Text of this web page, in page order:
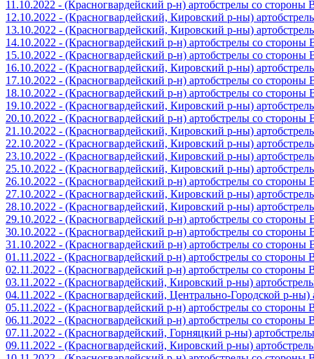
11.10.2022 - (Красногвардейский р-н) артобстрелы со стороны
12.10.2022 - (Красногвардейский, Кировский р-ны)
13.10.2022 - (Красногвардейский, Кировский р-ны)
14.10.2022 - (Красногвардейский р-н) артобстрелы со
15.10.2022 - (Красногвардейский р-н) артобстрелы со
16.10.2022 - (Красногвардейский, Кировский р-ны)
17.10.2022 - (Красногвардейский р-н) артобстрелы со
18.10.2022 - (Красногвардейский р-н) артобстрелы со
19.10.2022 - (Красногвардейский, Кировский р-ны)
20.10.2022 - (Красногвардейский р-н) артобстрелы со
21.10.2022 - (Красногвардейский, Кировский р-ны)
22.10.2022 - (Красногвардейский, Кировский р-ны)
23.10.2022 - (Красногвардейский, Кировский р-ны)
25.10.2022 - (Красногвардейский, Кировский р-ны)
26.10.2022 - (Красногвардейский р-н) артобстрелы со
27.10.2022 - (Красногвардейский, Кировский р-ны)
28.10.2022 - (Красногвардейский, Кировский р-ны)
29.10.2022 - (Красногвардейский р-н) артобстрелы со
30.10.2022 - (Красногвардейский р-н) артобстрелы со
31.10.2022 - (Красногвардейский р-н) артобстрелы со
01.11.2022 - (Красногвардейский р-н) артобстрелы со стороны
02.11.2022 - (Красногвардейский р-н) артобстрелы со стороны
03.11.2022 - (Красногвардейский, Кировский р-ны)
04.11.2022 - (Красногвардейский, Центрально-Городской р-
05.11.2022 - (Красногвардейский р-н) артобстрелы со стороны
06.11.2022 - (Красногвардейский р-н) артобстрелы со стороны
07.11.2022 - (Красногвардейский, Горняцкий р-ны)
09.11.2022 - (Красногвардейский, Кировский р-ны)